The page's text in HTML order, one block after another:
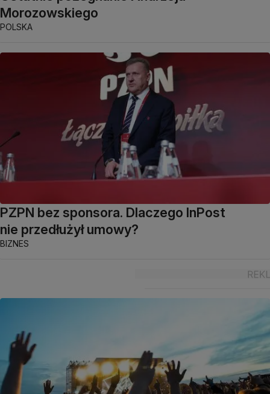
Morozowskiego
POLSKA
PZPN bez sponsora. Dlaczego InPost
nie przedłużył umowy?
BIZNES